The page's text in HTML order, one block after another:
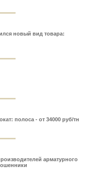
новый вид товара:
полоса - от 34000 руб/тн
арматурного